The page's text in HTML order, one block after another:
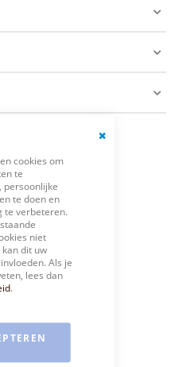
cookies om
te
persoonlijke
te doen en
te verbeteren.
niet
dit uw
Als je
lees dan
.
MERK ROHDE